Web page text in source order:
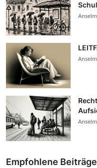
Empfohlene Beiträge